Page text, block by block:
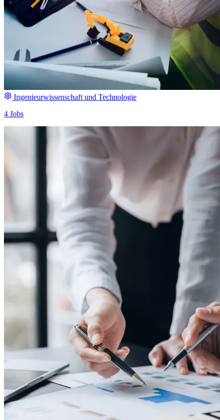
Ingenieurwissenschaft und Technologie
4 Jobs